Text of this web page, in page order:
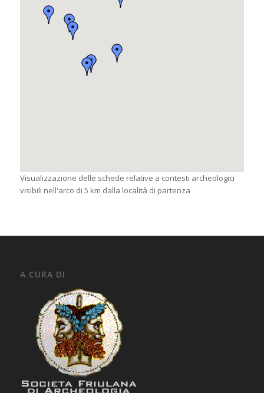
Visualizzazione delle schede relative a contesti archeologici
visibili nell'arco di 5 km dalla località di partenza
A CURA DI